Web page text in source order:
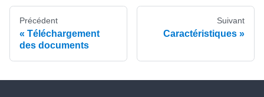
Précédent
Téléchargement
des documents
Suivant
Caractéristiques